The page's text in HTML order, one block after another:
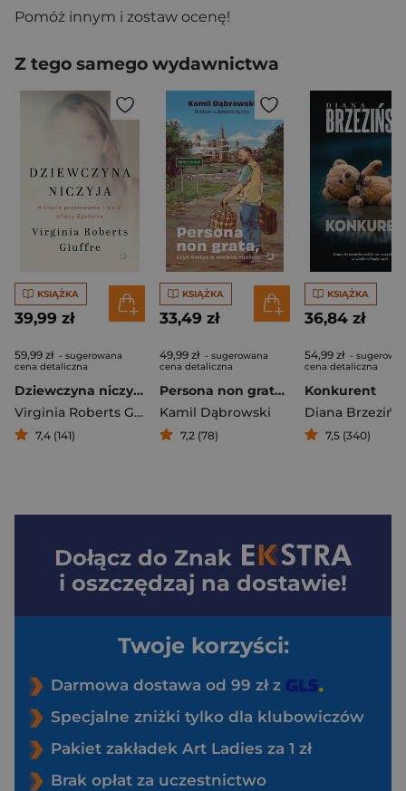
Pomóż innym i zostaw ocenę!
Z tego samego wydawnictwa
KSIĄŻKA
39,99 zł
59,99 zł - sugerowana
cena detaliczna
Dziewczyna niczyja. Historia przetrwania i walki ofiary Epsteina
Virginia Roberts Giuffre
7,4 (141)
KSIĄŻKA
33,49 zł
49,99 zł - sugerowana
cena detaliczna
Persona non grata, czyli Sołtys w wielkim mieście
Kamil Dąbrowski
7,2 (78)
KSIĄŻKA
36,84 zł
54,99 zł -
cena detaliczna
Konkurent
Diana
7,5 (340)
Dołącz do Znak
i oszczędzaj na dostawie!
Twoje korzyści:
Darmowa dostawa od 99 zł z
Specjalne zniżki tylko dla klubowiczów
Pakiet zakładek Art Ladies za 1 zł
Brak opłat za uczestnictwo